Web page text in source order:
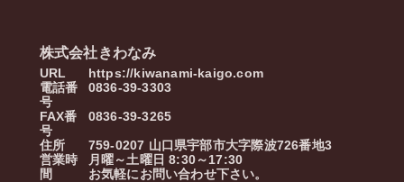
株式会社きわなみ
URL
https://kiwanami-kaigo.com
電話番
号
0836-39-3303
FAX番
号
0836-39-3265
住所 759-0207 山口県宇部市大字際波726番地3
営業時
間
月曜～土曜日 8:30～17:30
お気軽にお問い合わせ下さい。